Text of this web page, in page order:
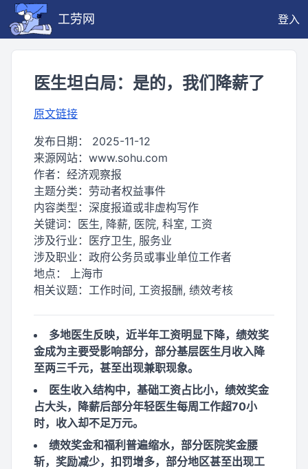
工劳网 登入
医生坦白局：是的，我们降薪了
原文链接
发布日期： 2025-11-12
来源网站： www.sohu.com
作者： 经济观察报
主题分类： 劳动者权益事件
内容类型： 深度报道或非虚构写作
关键词： 医生, 降薪, 医院, 科室, 工资
涉及行业： 医疗卫生, 服务业
涉及职业： 政府公务员或事业单位工作者
地点： 上海市
相关议题： 工作时间, 工资报酬, 绩效考核
多地医生反映，近半年工资明显下降，绩效奖
金成为主要受影响部分，部分基层医生月收入降
至两三千元，甚至出现兼职现象。
医生收入结构中，基础工资占比小，绩效奖金
占大头，降薪后部分年轻医生每周工作超70小
时，收入却不足万元。
绩效奖金和福利普遍缩水，部分医院奖金腰
斩，奖励减少，扣罚增多，部分地区甚至出现工